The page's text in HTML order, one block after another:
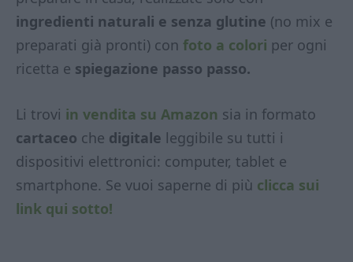
ingredienti naturali e senza glutine (no mix e
preparati già pronti) con foto a colori per ogni
ricetta e spiegazione passo passo.
Li trovi in vendita su Amazon sia in formato
cartaceo che digitale leggibile su tutti i
dispositivi elettronici: computer, tablet e
smartphone. Se vuoi saperne di più clicca sui
link qui sotto!